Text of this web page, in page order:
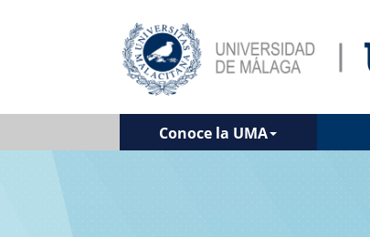
Conoce la UMA